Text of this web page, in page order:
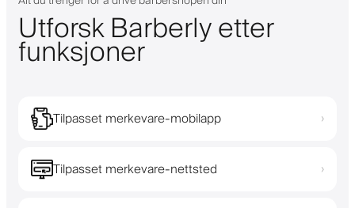
Utforsk Barberly etter
funksjoner
Tilpasset merkevare-mobilapp ›
Tilpasset merkevare-nettsted ›